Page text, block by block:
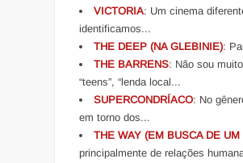
VICTORIA: Um cinema
identificamos...
THE DEEP (NA GLEBINIE):
THE BARRENS: Não sou
“teens”, “lenda local...
SUPERCONDRÍACO: No
em torno dos...
THE WAY (EM BUSCA DE
principalmente de relações